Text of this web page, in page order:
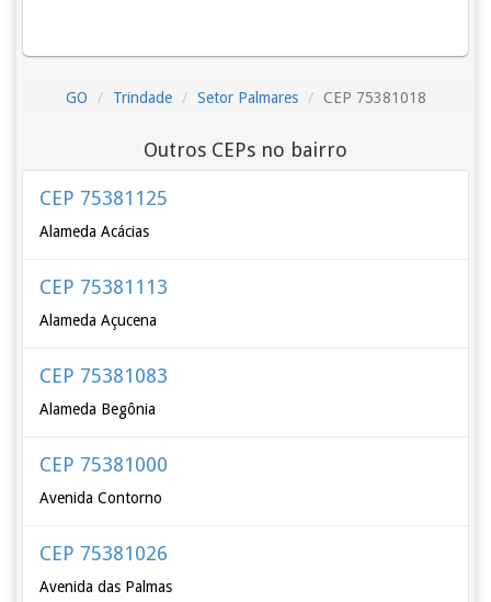
GO Trindade Setor Palmares CEP 75381018
Outros CEPs no bairro
CEP 75381125
Alameda Acácias
CEP 75381113
Alameda Açucena
CEP 75381083
Alameda Begônia
CEP 75381000
Avenida Contorno
CEP 75381026
Avenida das Palmas